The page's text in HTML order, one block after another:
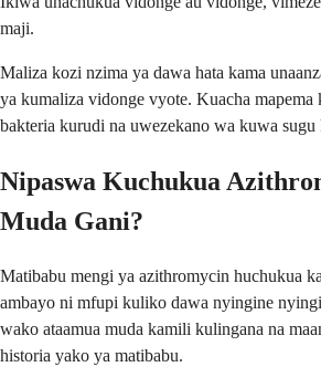
maji.
Maliza kozi nzima ya dawa hata kama
ya kumaliza vidonge vyote. Kuacha mapema
bakteria kurudi na uwezekano wa kuwa
Nipaswa Kuchukua
Muda Gani?
Matibabu mengi ya azithromycin huchukua
ambayo ni mfupi kuliko dawa nyingine
wako ataamua muda kamili kulingana na
historia yako ya matibabu.